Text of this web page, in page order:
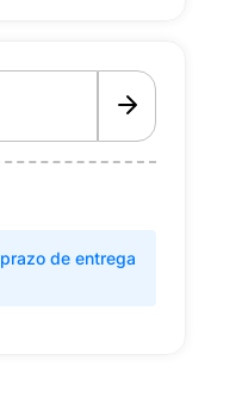
de entrega